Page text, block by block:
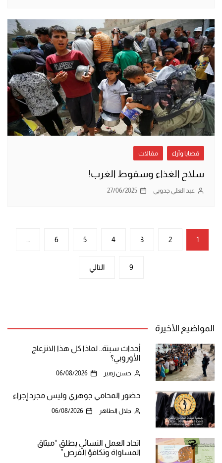
قضايا وآراء مقالات
سلاح الغذاء وسقوط الغرب!
عبد العلي جدوبي 27/06/2025
تعدد
صفحات
1
2
3
4
5
6
9 التالي
المواضيع الأخيرة
أحداث سبتة.. لماذا كل هذا الانزعاج
الأوروبي؟
حسن زهير 06/08/2026
حضور المحامي جوهري وليس مجرد إجراء
جلال الطاهر 06/08/2026
اتحاد العمل النسائي يطلق “ميثاق
المساواة وتكافؤ الفرص”